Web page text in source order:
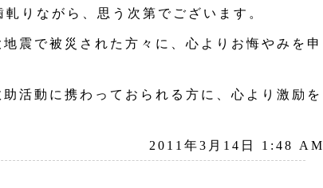
りながら、思う次第でございます。
震で被災された方々に、心よりお悔やみを申
活動に携わっておられる方に、心より激励を
2011年3月14日 1:48 AM